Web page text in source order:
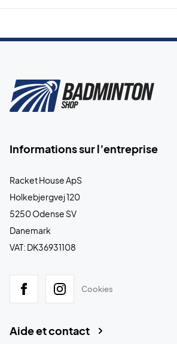
Informations sur l’entreprise
Racket House ApS
Holkebjergvej 120
5250 Odense SV
Danemark
VAT: DK36931108
Cookies
Aide et contact